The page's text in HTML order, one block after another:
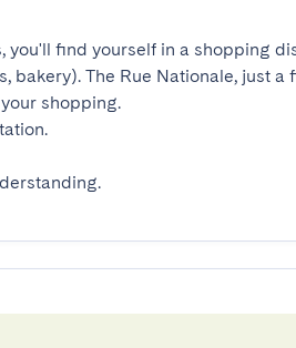
you'll find yourself in a shopping
bakery). The Rue Nationale, just a
shopping.